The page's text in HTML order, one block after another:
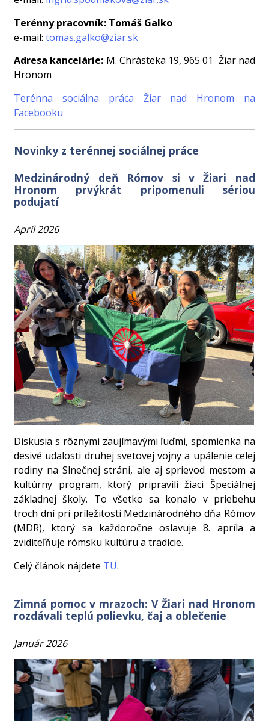
Terénny pracovník: Tomáš Galko
e-mail:tomas.galko@ziar.sk
Adresa kancelárie: M. Chrásteka 19, 965 01 Žiar nad
Hronom
Terénna sociálna práca Žiar nad Hronom na
Facebooku
Novinky z terénnej sociálnej práce
Medzinárodný deň Rómov si v Žiari nad
Hronom prvýkrát pripomenuli sériou
podujatí
Apríl 2026
Diskusia s rôznymi zaujímavými ľuďmi, spomienka na
desivé udalosti druhej svetovej vojny a upálenie celej
rodiny na Slnečnej stráni, ale aj sprievod mestom a
kultúrny program, ktorý pripravili žiaci Špeciálnej
základnej školy. To všetko sa konalo v priebehu
troch dní pri príležitosti Medzinárodného dňa Rómov
(MDR), ktorý sa každoročne oslavuje 8. apríla a
zviditeľňuje rómsku kultúru a tradície.
Celý článok nájdete TU.
Zimná pomoc v mrazoch: V Žiari nad Hronom
rozdávali teplú polievku, čaj a oblečenie
Január 2026